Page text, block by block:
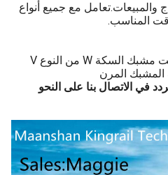
والمبيعات.تعامل مع جميع أنواع
المناسب.
نظام تثبيت مشبك السكة W من النوع V
المشبك المرن
في الاتصال بنا على النحو